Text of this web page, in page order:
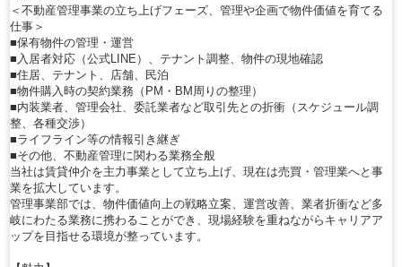
＜不動産管理事業の立ち上げフェーズ、管理や企画で物件価値を育てる
仕事＞
■保有物件の管理・運営
■入居者対応（公式LINE）、テナント調整、物件の現地確認
■住居、テナント、店舗、民泊
■物件購入時の契約業務（PM・BM周りの整理）
■内装業者、管理会社、委託業者など取引先との折衝（スケジュール調
整、各種交渉）
■ライフライン等の情報引き継ぎ
■その他、不動産管理に関わる業務全般
当社は賃貸仲介を主力事業として立ち上げ、現在は売買・管理業へと事
業を拡大しています。
管理事業部では、物件価値向上の戦略立案、運営改善、業者折衝など多
岐にわたる業務に携わることができ、現場経験を重ねながらキャリアア
ップを目指せる環境が整っています。